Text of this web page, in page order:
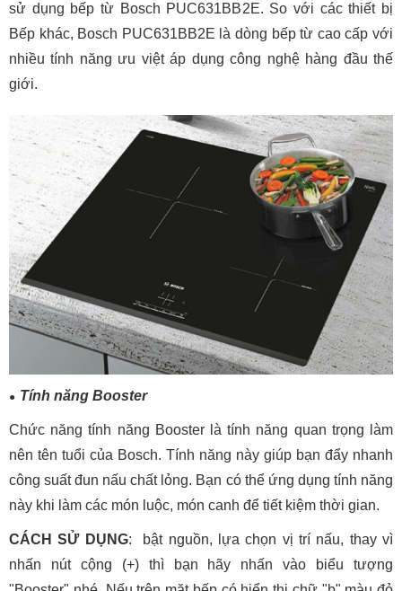
sử dụng bếp từ Bosch PUC631BB2E. So với các thiết bị
Bếp khác, Bosch PUC631BB2E là dòng bếp từ cao cấp với
nhiều tính năng ưu việt áp dụng công nghệ hàng đầu thế
giới.
Tính năng Booster
Chức năng tính năng Booster là tính năng quan trọng làm
nên tên tuổi của Bosch. Tính năng này giúp bạn đẩy nhanh
công suất đun nấu chất lỏng. Bạn có thể ứng dụng tính năng
này khi làm các món luộc, món canh để tiết kiệm thời gian.
CÁCH SỬ DỤNG: bật nguồn, lựa chọn vị trí nấu, thay vì
nhấn nút cộng (+) thì bạn hãy nhấn vào biểu tượng